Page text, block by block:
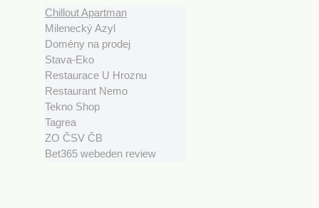
Chillout Apartman
Milenecký Azyl
Domény na prodej
Stava-Eko
Restaurace U Hroznu
Restaurant Nemo
Tekno Shop
Tagrea
ZO ČSV ČB
Bet365 webeden review